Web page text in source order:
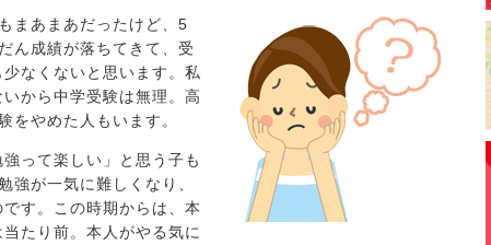
まあまあだったけど、5
ん成績が落ちてきて、受
なくないと思います。私
から中学受験は無理。高
をやめた人もいます。
って楽しい」と思う子も
強が一気に難しくなり、
す。この時期からは、本
たり前。本人がやる気に